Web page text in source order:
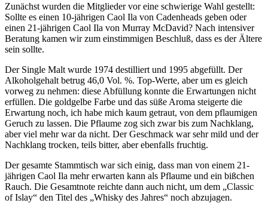
Zunächst wurden die Mitglieder vor eine schwierige Wahl gestellt:
Sollte es einen 10-jährigen Caol Ila von Cadenheads geben oder
einen 21-jährigen Caol Ila von Murray McDavid? Nach intensiver
Beratung kamen wir zum einstimmigen Beschluß, dass es der Ältere
sein sollte.
Der Single Malt wurde 1974 destilliert und 1995 abgefüllt. Der
Alkoholgehalt betrug 46,0 Vol. %. Top-Werte, aber um es gleich
vorweg zu nehmen: diese Abfüllung konnte die Erwartungen nicht
erfüllen. Die goldgelbe Farbe und das süße Aroma steigerte die
Erwartung noch, ich habe mich kaum getraut, von dem pflaumigen
Geruch zu lassen. Die Pflaume zog sich zwar bis zum Nachklang,
aber viel mehr war da nicht. Der Geschmack war sehr mild und der
Nachklang trocken, teils bitter, aber ebenfalls fruchtig.
Der gesamte Stammtisch war sich einig, dass man von einem 21-
jährigen Caol Ila mehr erwarten kann als Pflaume und ein bißchen
Rauch. Die Gesamtnote reichte dann auch nicht, um dem „Classic
of Islay“ den Titel des „Whisky des Jahres“ noch abzujagen.